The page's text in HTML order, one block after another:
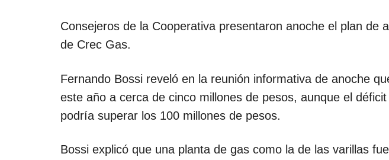
Consejeros de la Cooperativa presentaron anoche el plan de
de Crec Gas.
Fernando Bossi reveló en la reunión informativa de anoche
este año a cerca de cinco millones de pesos, aunque el
podría superar los 100 millones de pesos.
Bossi explicó que una planta de gas como la de las varillas